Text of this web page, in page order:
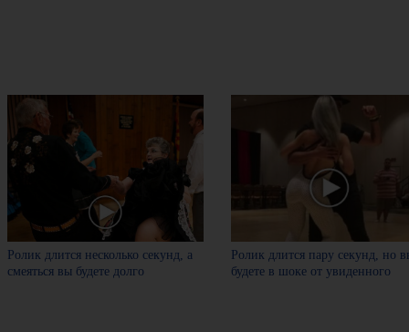
Ролик длится несколько секунд, а
смеяться вы будете долго
Ролик длится пару секунд, но
будете в шоке от увиденного